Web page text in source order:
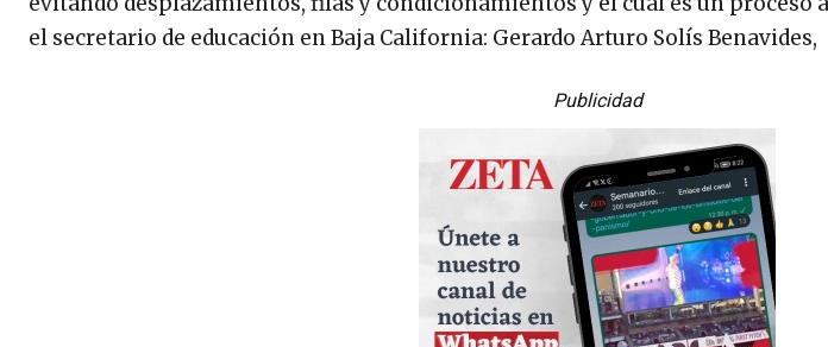
el secretario de educación en Baja California: Gerardo Arturo Solís Benavides,
Publicidad